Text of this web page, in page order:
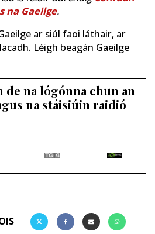
na Gaeilge.
ar siúl faoi láthair, ar
Léigh beagán Gaeilge
de na lógónna chun an
na stáisiúin raidió